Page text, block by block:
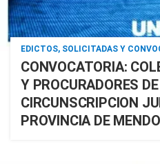
EDICTOS, SOLICITADAS Y
CONVOCATORIA:
Y PROCURADORES
CIRCUNSCRIPCION
PROVINCIA DE